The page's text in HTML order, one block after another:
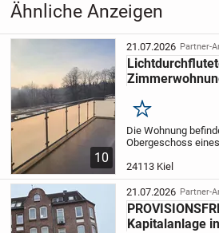
Ähnliche Anzeigen
10
21.07.2026 Partner-
Merken
Die Wohnung
Obergeschoss
KfW55-Standard in
Kiel-Hassee mit
Stellplatz in der...
24113 Kiel
21.07.2026 Partner-
Kapitalanlage